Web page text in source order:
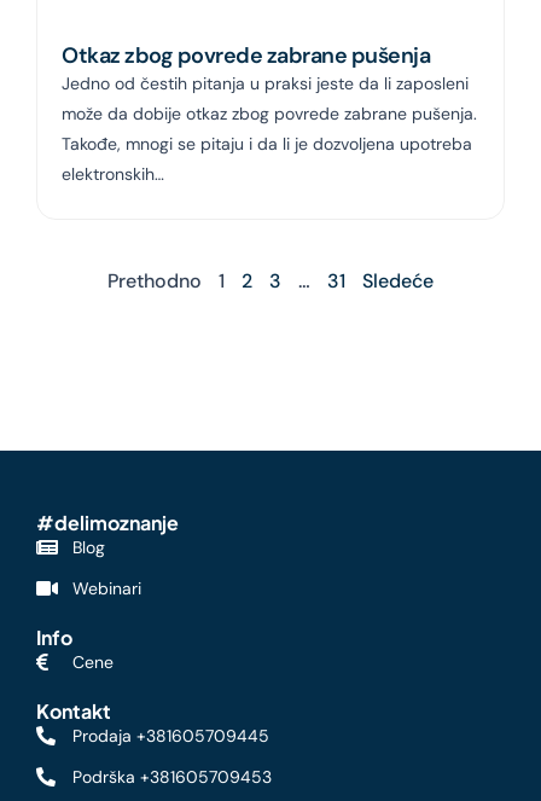
Otkaz zbog povrede zabrane pušenja
Jedno od čestih pitanja u praksi jeste da li zaposleni
može da dobije otkaz zbog povrede zabrane pušenja.
Takođe, mnogi se pitaju i da li je dozvoljena upotreba
elektronskih…
Prethodno 1 2 3 … 31 Sledeće
#delimoznanje
Blog
Webinari
Info
Cene
Kontakt
Prodaja +381605709445
Podrška +381605709453